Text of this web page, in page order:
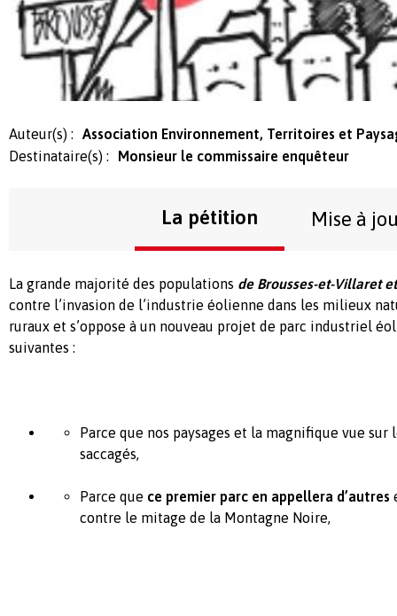
Auteur(s) :
Association Environnement, Territoires et
Destinataire(s) :
Monsieur le commissaire enquêteur
La pétition Mise à
La grande majorité des populations de Brousses-et-Villaret
contre l’invasion de l’industrie éolienne dans les milieux
ruraux et s’oppose à un nouveau projet de parc industriel
suivantes :
Parce que nos paysages et la magnifique vue sur
saccagés,
Parce que ce premier parc en appellera d’autres
contre le mitage de la Montagne Noire,